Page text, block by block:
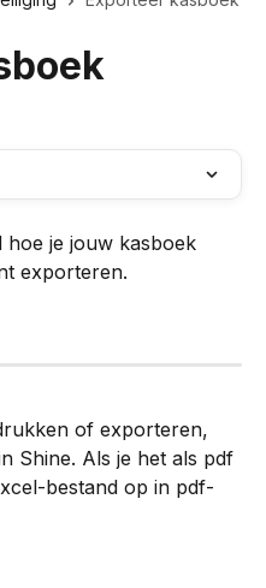
hoe je jouw kasboek
exporteren.
of exporteren,
Shine. Als je het als pdf
bestand op in pdf-